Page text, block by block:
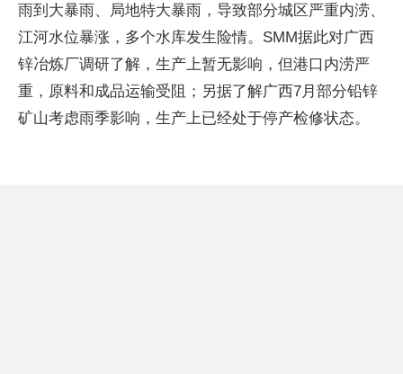
雨到大暴雨、局地特大暴雨，导致部分城区严重内涝、
江河水位暴涨，多个水库发生险情。SMM据此对广西
锌冶炼厂调研了解，生产上暂无影响，但港口内涝严
重，原料和成品运输受阻；另据了解广西7月部分铅锌
矿山考虑雨季影响，生产上已经处于停产检修状态。